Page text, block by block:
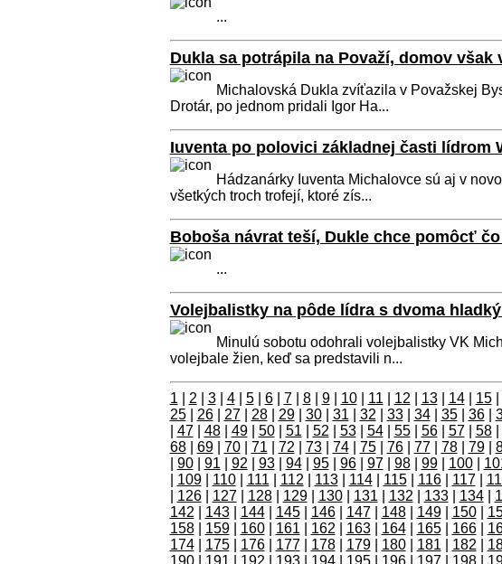
...
Dukla sa potrápila na Považí, domov však
Michalovská Dukla zvíťazila v Považskej
Drotár, po jednom pridali Igor Ha...
Iuventa po polovici základnej časti lídrom
Hádzanárky Iuventa Michalovce sú aj v
všetkých troch trofejí, ktoré zís...
Boboša návrat teší, Dukle chce pomôcť
...
Volejbalistky na pôde lídra s dvoma
Minulú sobotu odohrali volejbalistky VK
volejbale žien, keď sa predstavili n...
1 2 3| 4| 5| 6| 7| 8| 9| 10| 11 12 13| 14| 15|
25| 26| 27| 28| 29| 30| 31 32 33| 34| 35| 36|
47| 48| 49| 50| 51 52 53| 54| 55| 56| 57| 58|
68| 69| 70| 71 72 73| 74| 75| 76| 77| 78| 79|
90| 91 92 93| 94| 95| 96| 97| 98| 99| 100|
109| 110| 111 112 113| 114| 115| 116| 117|
126| 127| 128| 129| 130| 131 132 133| 134|
142
143| 144| 145| 146| 147| 148| 149| 150|
158| 159| 160| 161 162 163| 164| 165| 166|
174| 175| 176| 177| 178| 179| 180| 181 182
190| 191 192 193| 194| 195| 196| 197| 198|